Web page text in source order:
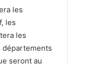
les
les
les
départements
seront au